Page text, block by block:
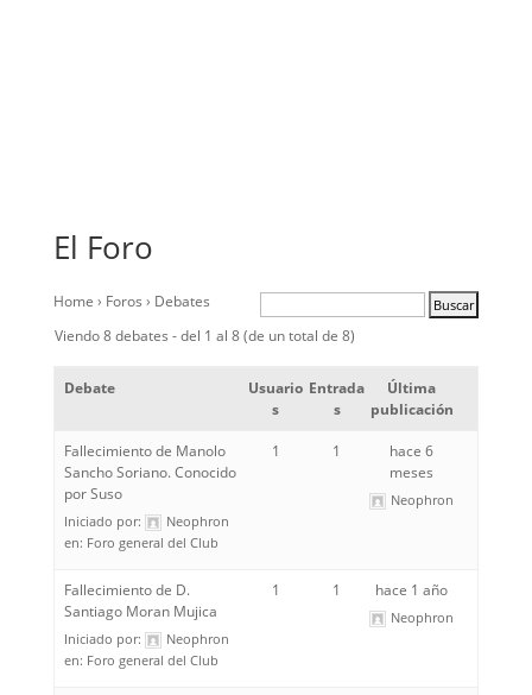
El Foro
Home › Foros › Debates
Viendo 8 debates - del 1 al 8 (de un total de 8)
Debate
Usuario
s
Entrada
s
Última
publicación
Fallecimiento de Manolo
Sancho Soriano. Conocido
por Suso
Iniciado por:
Neophron
en: Foro general del Club
1 1
hace 6
meses
Neophron
Fallecimiento de D.
Santiago Moran Mujica
Iniciado por:
Neophron
en: Foro general del Club
1 1 hace 1 año
Neophron